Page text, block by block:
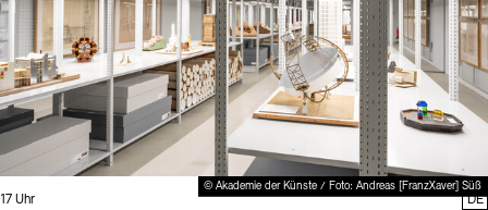
© Akademie der Künste / Foto: Andreas [FranzXaver] Süß
Uhrzeit:
17 Uhr
DE